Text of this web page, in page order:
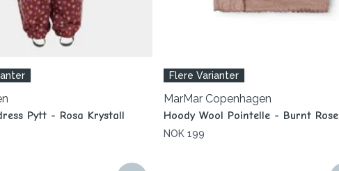
Pytt - Rosa Krystall
Flere Varianter
MarMar Copenhagen
Hoody Wool Pointelle - Burnt Rose
NOK 199